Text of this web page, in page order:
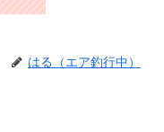
はる（エア釣行中）